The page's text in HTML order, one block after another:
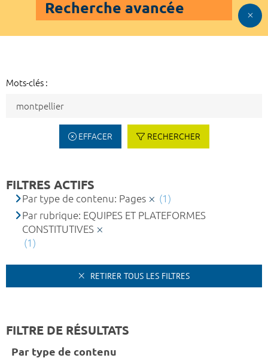
Recherche avancée
Mots-clés :
EFFACER RECHERCHER
FILTRES ACTIFS
Par type de contenu: Pages
(1)
Par rubrique: EQUIPES ET PLATEFORMES
CONSTITUTIVES
(1)
RETIRER TOUS LES FILTRES
FILTRE DE RÉSULTATS
Par type de contenu